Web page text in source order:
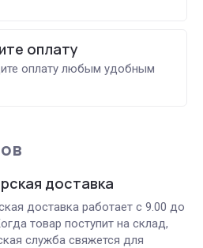
оплату
оплату любым удобным
доставка
доставка работает с 9.00 до
товар поступит на склад,
служба свяжется для